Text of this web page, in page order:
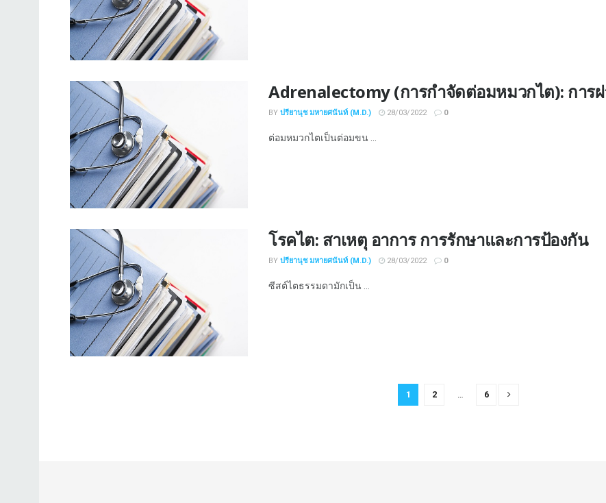
Adrenalectomy (การกำจัดต่อมหมวกไต): การ
BY ปรียานุช มหายศนันท์ (M.D.) 28/03/2022 0
ต่อมหมวกไตเป็นต่อมขน ...
โรคไต: สาเหตุ อาการ การรักษาและการป้องกัน
BY ปรียานุช มหายศนันท์ (M.D.) 28/03/2022 0
ซีสต์ไตธรรมดามักเป็น ...
1 2 6